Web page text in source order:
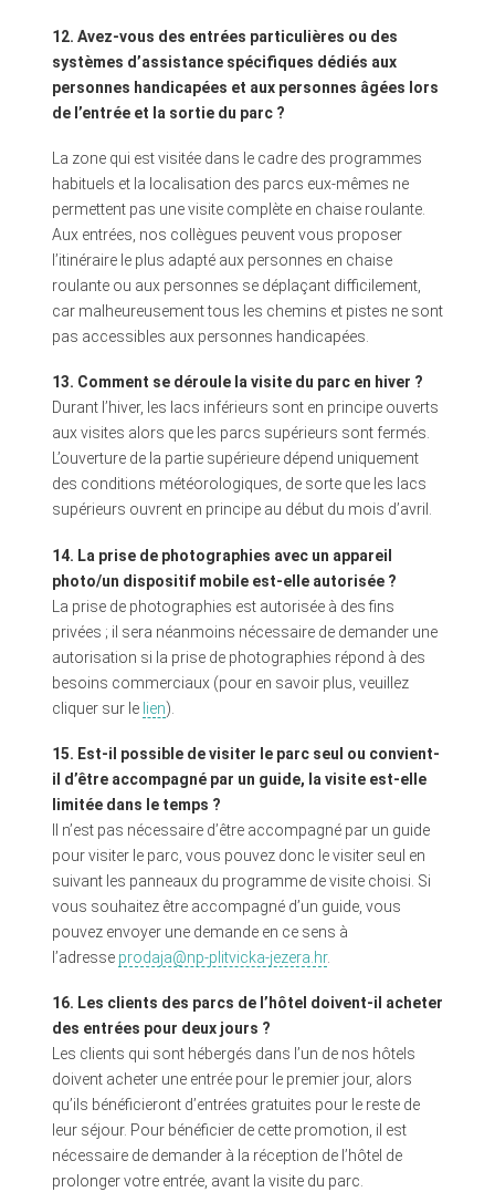
12. Avez-vous des entrées particulières ou des
systèmes d’assistance spécifiques dédiés aux
personnes handicapées et aux personnes âgées lors
de l’entrée et la sortie du parc ?
La zone qui est visitée dans le cadre des programmes
habituels et la localisation des parcs eux-mêmes ne
permettent pas une visite complète en chaise roulante.
Aux entrées, nos collègues peuvent vous proposer
l’itinéraire le plus adapté aux personnes en chaise
roulante ou aux personnes se déplaçant difficilement,
car malheureusement tous les chemins et pistes ne sont
pas accessibles aux personnes handicapées.
13. Comment se déroule la visite du parc en hiver ?
Durant l’hiver, les lacs inférieurs sont en principe ouverts
aux visites alors que les parcs supérieurs sont fermés.
L’ouverture de la partie supérieure dépend uniquement
des conditions météorologiques, de sorte que les lacs
supérieurs ouvrent en principe au début du mois d’avril.
14. La prise de photographies avec un appareil
photo/un dispositif mobile est-elle autorisée ?
La prise de photographies est autorisée à des fins
privées ; il sera néanmoins nécessaire de demander une
autorisation si la prise de photographies répond à des
besoins commerciaux (pour en savoir plus, veuillez
cliquer sur le lien).
15. Est-il possible de visiter le parc seul ou convient-
il d’être accompagné par un guide, la visite est-elle
limitée dans le temps ?
Il n’est pas nécessaire d’être accompagné par un guide
pour visiter le parc, vous pouvez donc le visiter seul en
suivant les panneaux du programme de visite choisi. Si
vous souhaitez être accompagné d’un guide, vous
pouvez envoyer une demande en ce sens à
l’adresse prodaja@np-plitvicka-jezera.hr.
16. Les clients des parcs de l’hôtel doivent-il acheter
des entrées pour deux jours ?
Les clients qui sont hébergés dans l’un de nos hôtels
doivent acheter une entrée pour le premier jour, alors
qu’ils bénéficieront d’entrées gratuites pour le reste de
leur séjour. Pour bénéficier de cette promotion, il est
nécessaire de demander à la réception de l’hôtel de
prolonger votre entrée, avant la visite du parc.